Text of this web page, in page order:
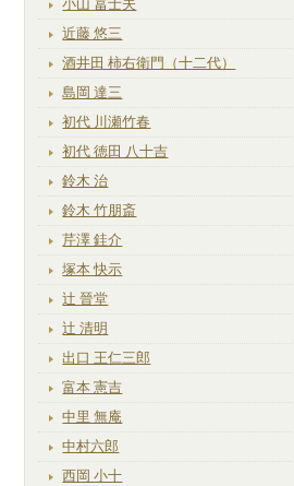
小山 冨士夫
近藤 悠三
酒井田 柿右衛門（十二代）
島岡 達三
初代 川瀬竹春
初代 徳田 八十吉
鈴木 治
鈴木 竹朋斎
芹澤 銈介
塚本 快示
辻 晉堂
辻 清明
出口 王仁三郎
富本 憲吉
中里 無庵
中村六郎
西岡 小十